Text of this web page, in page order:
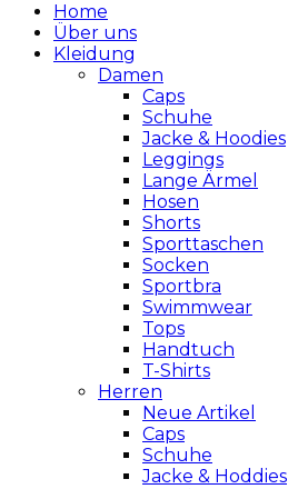
Home
Über uns
Kleidung
Damen
Caps
Schuhe
Jacke & Hoodies
Leggings
Lange Ärmel
Hosen
Shorts
Sporttaschen
Socken
Sportbra
Swimmwear
Tops
Handtuch
T-Shirts
Herren
Neue Artikel
Caps
Schuhe
Jacke & Hoddies